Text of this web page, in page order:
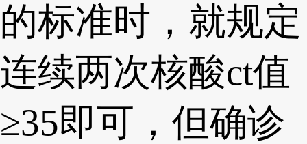
的标准时，就规定
连续两次核酸ct值
≥35即可，但确诊